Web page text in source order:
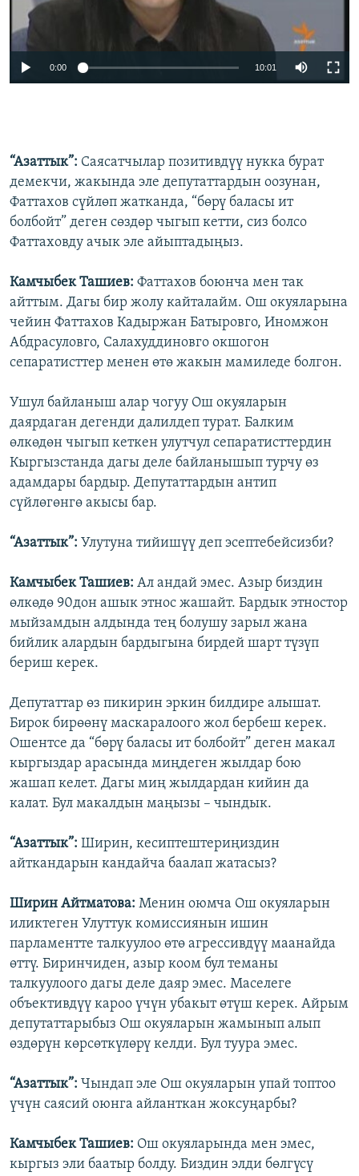
0:00 10:01
“Азаттык”: Саясатчылар позитивдүү нукка бурат
демекчи, жакында эле депутаттардын оозунан,
Фаттахов сүйлөп жатканда, “бөрү баласы ит
болбойт” деген сөздөр чыгып кетти, сиз болсо
Фаттаховду ачык эле айыптадыңыз.
Камчыбек Ташиев: Фаттахов боюнча мен так
айттым. Дагы бир жолу кайталайм. Ош окуяларына
чейин Фаттахов Кадыржан Батыровго, Иномжон
Абдрасуловго, Салахуддиновго окшогон
сепаратисттер менен өтө жакын мамиледе болгон.
Ушул байланыш алар чогуу Ош окуяларын
даярдаган дегенди далилдеп турат. Балким
өлкөдөн чыгып кеткен улутчул сепаратисттердин
Кыргызстанда дагы деле байланышып турчу өз
адамдары бардыр. Депутаттардын антип
сүйлөгөнгө акысы бар.
“Азаттык”: Улутуна тийишүү деп эсептебейсизби?
Камчыбек Ташиев: Ал андай эмес. Азыр биздин
өлкөдө 90дон ашык этнос жашайт. Бардык этностор
мыйзамдын алдында тең болушу зарыл жана
бийлик алардын бардыгына бирдей шарт түзүп
бериш керек.
Депутаттар өз пикирин эркин билдире алышат.
Бирок бирөөнү маскаралоого жол бербеш керек.
Ошентсе да “бөрү баласы ит болбойт” деген макал
кыргыздар арасында миңдеген жылдар бою
жашап келет. Дагы миң жылдардан кийин да
калат. Бул макалдын маңызы – чындык.
“Азаттык”: Ширин, кесиптештериңиздин
айткандарын кандайча баалап жатасыз?
Ширин Айтматова: Менин оюмча Ош окуяларын
иликтеген Улуттук комиссиянын ишин
парламентте талкуулоо өтө агрессивдүү маанайда
өттү. Биринчиден, азыр коом бул теманы
талкуулоого дагы деле даяр эмес. Маселеге
объективдүү кароо үчүн убакыт өтүш керек. Айрым
депутаттарыбыз Ош окуяларын жамынып алып
өздөрүн көрсөткүлөрү келди. Бул туура эмес.
“Азаттык”: Чындап эле Ош окуяларын упай топтоо
үчүн саясий оюнга айланткан жоксуңарбы?
Камчыбек Ташиев: Ош окуяларында мен эмес,
кыргыз эли баатыр болду. Биздин элди бөлгүсү